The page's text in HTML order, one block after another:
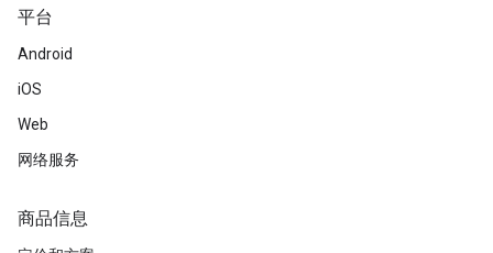
平台
Android
iOS
Web
网络服务
商品信息